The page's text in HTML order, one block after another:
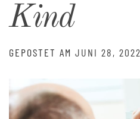
Kind
GEPOSTET AM JUNI 28, 2022